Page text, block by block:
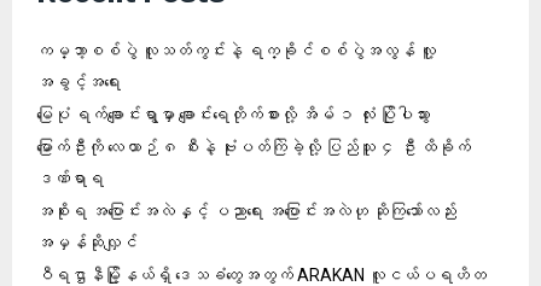
ကမ္ဘာ့စစ်ပွဲ လူသတ်ကွင်းနဲ့ ရက္ခိုင်စစ်ပွဲအလွန် လူ့
အခွင့်အရေး
မြေပုံ ရက်ချောင်းရွာမှာ ချောင်းရေတိုက်စားလို့ အိမ် ၁ လုံး ပြိုပါသွား
မြောက်ဦးကို လေယာဉ် ၈ စီးနဲ့ ဗုံးပတ်ကြဲခဲ့လို့ ပြည်သူ ၄ ဦး ထိခိုက်
ဒဏ်ရာရ
အစိုးရ အပြောင်းအလဲနှင့် ပညာရေး အပြောင်းအလဲဟု ဆိုကြသော်လည်း
အမှန်ဆိုလျှင်
ဝီရဌာနီမြို့နယ်ရှိ‌ ဒေသခံတွေအတွက် ARAKAN လူငယ်ပရဟိတ